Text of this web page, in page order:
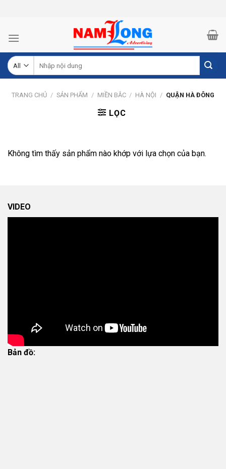
kiếm:
TRANG CHỦ / SẢN PHẨM / MIỀN BẮC / HÀ NỘI / QUẬN HÀ ĐÔNG
LỌC
Không tìm thấy sản phẩm nào khớp với lựa chọn của bạn.
VIDEO
Bản đồ: